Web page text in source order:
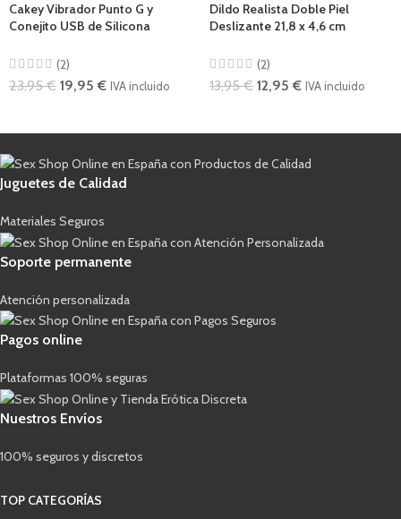
Cakey Vibrador Punto G y
Conejito USB de Silicona
(2)
23,95€ 19,95€ IVA incluido
Dildo Realista Doble Piel
Deslizante 21,8 x 4,6 cm
(2)
13,95€ 12,95€ IVA incluido
Juguetes de Calidad
Materiales Seguros
Soporte permanente
Atención personalizada
Pagos online
Plataformas 100% seguras
Nuestros Envíos
100% seguros y discretos
TOP CATEGORÍAS